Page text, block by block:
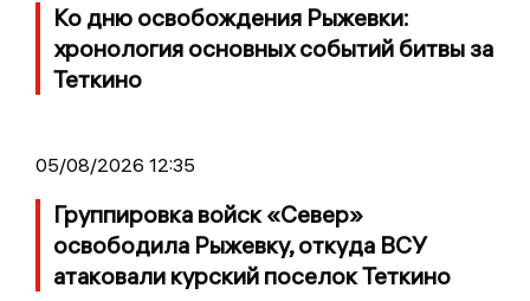
Ко дню освобождения Рыжевки:
хронология основных событий битвы за
Теткино
05/08/2026 12:35
Группировка войск «Север»
освободила Рыжевку, откуда ВСУ
атаковали курский поселок Теткино